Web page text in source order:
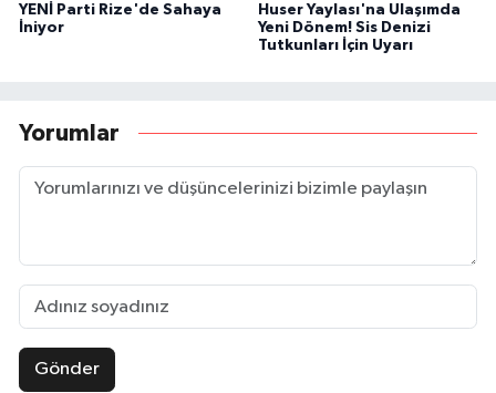
YENİ Parti Rize'de Sahaya
İniyor
Huser Yaylası'na Ulaşımda
Yeni Dönem! Sis Denizi
Tutkunları İçin Uyarı
Yorumlar
Gönder